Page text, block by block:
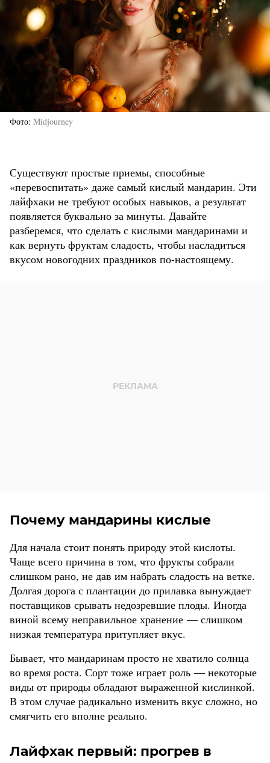
Фото Midjourney
Существуют простые приемы, способные
«перевоспитать» даже самый кислый мандарин. Эти
лайфхаки не требуют особых навыков, а результат
появляется буквально за минуты. Давайте
разберемся, что сделать с кислыми мандаринами и
как вернуть фруктам сладость, чтобы насладиться
вкусом новогодних праздников по-настоящему.
Почему мандарины кислые
Для начала стоит понять природу этой кислоты.
Чаще всего причина в том, что фрукты собрали
слишком рано, не дав им набрать сладость на ветке.
Долгая дорога с плантации до прилавка вынуждает
поставщиков срывать недозревшие плоды. Иногда
виной всему неправильное хранение — слишком
низкая температура притупляет вкус.
Бывает, что мандаринам просто не хватило солнца
во время роста. Сорт тоже играет роль — некоторые
виды от природы обладают выраженной кислинкой.
В этом случае радикально изменить вкус сложно, но
смягчить его вполне реально.
Лайфхак первый: прогрев в